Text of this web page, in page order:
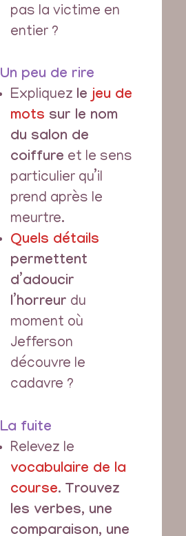
pas la victime en
entier ?
Un peu de rire
Expliquez le jeu de
mots sur le nom
du salon de
coiffure et le sens
particulier qu’il
prend après le
meurtre.
Quels détails
permettent
d’adoucir
l’horreur du
moment où
Jefferson
découvre le
cadavre ?
La fuite
Relevez le
vocabulaire de la
course. Trouvez
les verbes, une
comparaison, une